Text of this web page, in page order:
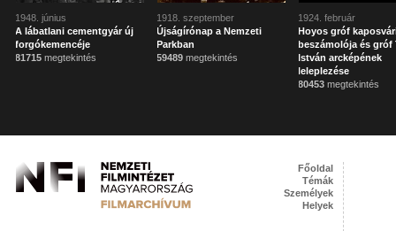
1948. június
A lábatlani cementgyár új
forgókemencéje
81715 megtekintés
1918. szeptember
Újságírónap a Nemzeti
Parkban
59489 megtekintés
1924. február
Hoyos gróf
beszámolója és gróf
István arcképének
leleplezése
80453 megtekintés
Főoldal
Témák
Személyek
Helyek